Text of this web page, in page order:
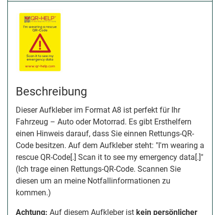
Beschreibung
Dieser Aufkleber im Format A8 ist perfekt für Ihr
Fahrzeug – Auto oder Motorrad. Es gibt Ersthelfern
einen Hinweis darauf, dass Sie einnen Rettungs-QR-
Code besitzen. Auf dem Aufkleber steht: "I'm wearing a
rescue QR-Code[.] Scan it to see my emergency data[.]"
(Ich trage einen Rettungs-QR-Code. Scannen Sie
diesen um an meine Notfallinformationen zu
kommen.)
Achtung: Auf diesem Aufkleber ist kein persönlicher